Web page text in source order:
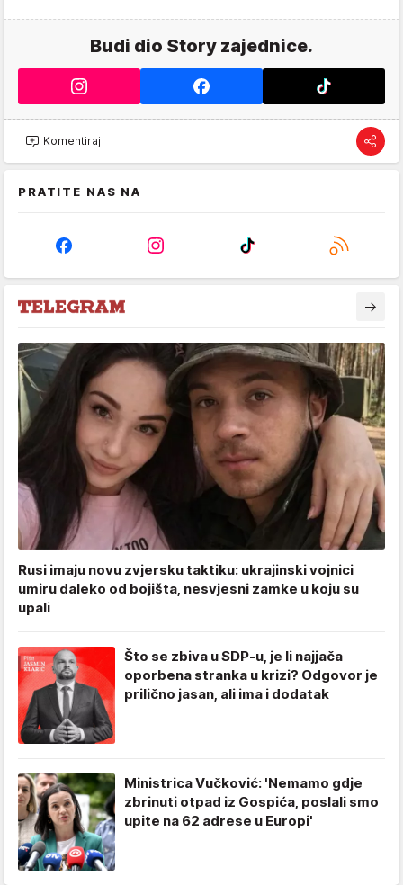
Budi dio Story zajednice.
Komentiraj
PRATITE NAS NA
Rusi imaju novu zvjersku taktiku: ukrajinski vojnici
umiru daleko od bojišta, nesvjesni zamke u koju su
upali
Što se zbiva u SDP-u, je li najjača
oporbena stranka u krizi? Odgovor je
prilično jasan, ali ima i dodatak
Ministrica Vučković: 'Nemamo gdje
zbrinuti otpad iz Gospića, poslali smo
upite na 62 adrese u Europi'